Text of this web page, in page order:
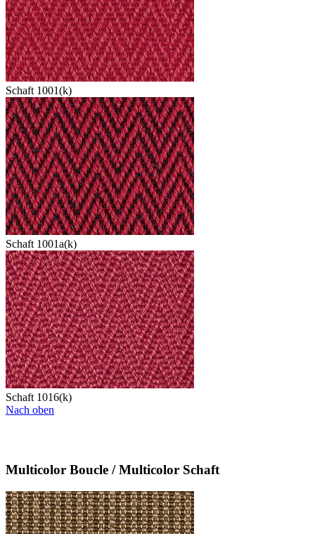
Schaft 1001(k)
Schaft 1001a(k)
Schaft 1016(k)
Nach oben
Multicolor Boucle / Multicolor Schaft